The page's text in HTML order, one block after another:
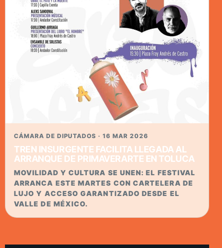
CÁMARA DE DIPUTADOS · 16 MAR 2026
TREN INSURGENTE FACILITA LLEGADA AL
ARRANQUE DE PRIMAVERARTE EN TOLUCA
MOVILIDAD Y CULTURA SE UNEN: EL FESTIVAL
ARRANCA ESTE MARTES CON CARTELERA DE
LUJO Y ACCESO GARANTIZADO DESDE EL
VALLE DE MÉXICO.